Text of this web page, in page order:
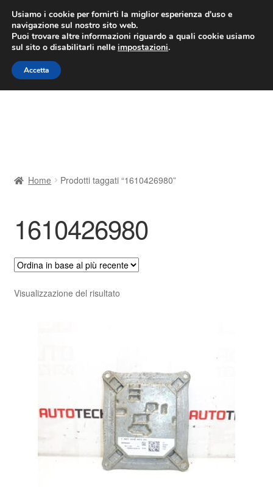
CONSEGNA da 7 EUR
Lun-Ven 9:00 - 16:00/800 580 290
Vai
alla
navigazione
Vai
al
contenuto
Contatto
Il mio account
Pagamenti
Spedizione in tutto il mondo
Home Prodotti taggati “1610426980”
1610426980
Visualizzazione del risultato
Usiamo i cookie per fornirti la miglior esperienza d'uso e
navigazione sul nostro sito web.
Puoi trovare altre informazioni riguardo a quali cookie usiamo
sul sito o disabilitarli nelle impostazioni.
Accetta